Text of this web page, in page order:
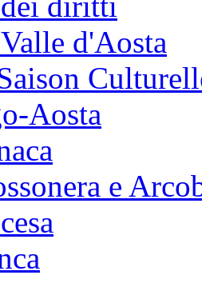
d'Aosta
Aosta
e